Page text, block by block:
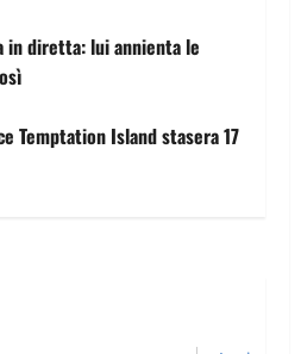
in diretta: lui annienta le
Temptation Island stasera 17